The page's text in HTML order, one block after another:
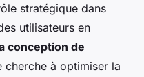
stratégique dans
utilisateurs en
conception de
cherche à optimiser la